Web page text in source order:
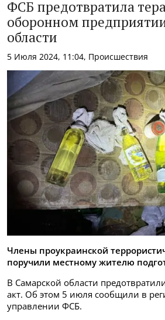
ФСБ предотвратила
оборонном
области
5 Июля 2024, 11:04, Происшествия
Члены проукраинской
поручили местному жителю
В Самарской области
акт. Об этом 5 июля сообщили в
управлении ФСБ.